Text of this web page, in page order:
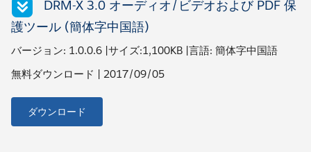
DRM-X 3.0 オーディオ/ビデオおよび PDF 保
護ツール (簡体字中国語)
バージョン: 1.0.0.6 |サイズ:1,100KB |言語: 簡体字中国語
無料ダウンロード | 2017/09/05
ダウンロード